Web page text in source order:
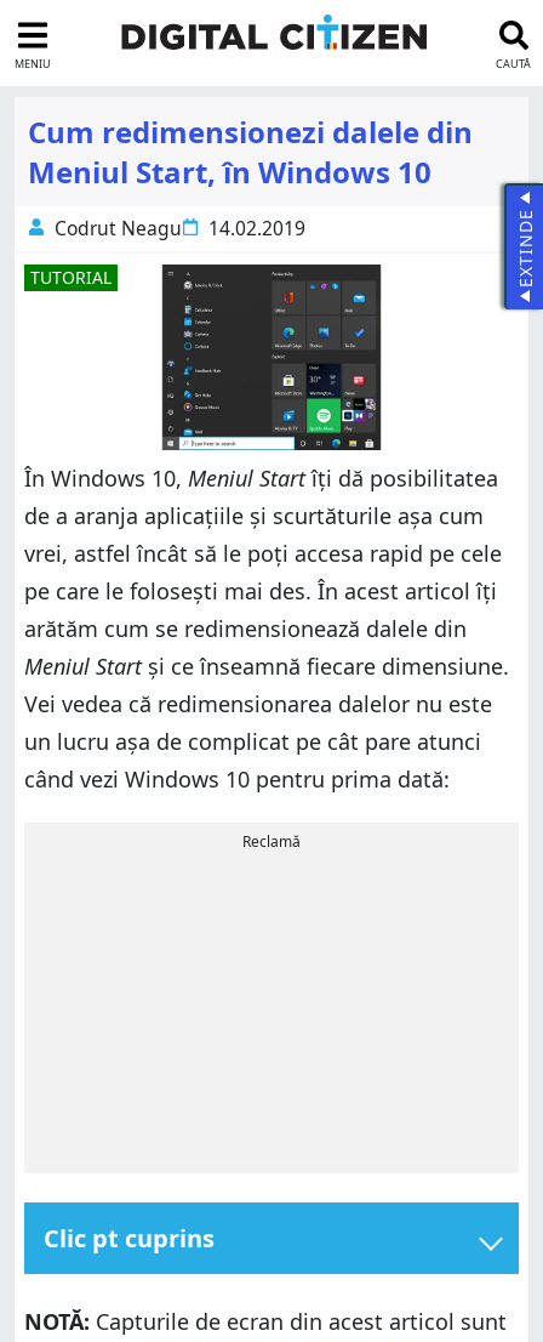
MENIU CAUTĂ
Cum redimensionezi dalele din
Meniul Start, în Windows 10
Codrut Neagu 14.02.2019
TUTORIAL
În Windows 10, Meniul Startîți dă posibilitatea
de a aranja aplicațiile și scurtăturile așa cum
vrei, astfel încât să le poți accesa rapid pe cele
pe care le folosești mai des. În acest articol îți
arătăm cum se redimensionează dalele din
Meniul Startși ce înseamnă fiecare dimensiune.
Vei vedea că redimensionarea dalelor nu este
un lucru așa de complicat pe cât pare atunci
când vezi Windows 10 pentru prima dată:
Reclamă
Clic pt cuprins
Windows 10
NOTĂ: Capturile de ecran din acest articol sunt
EXTINDE